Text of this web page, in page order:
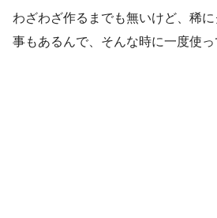
わざわざ作るまでも無いけど、稀
事もあるんで、そんな時に一度使っ